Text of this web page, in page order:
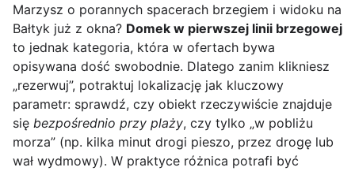
Marzysz o porannych spacerach brzegiem i widoku na
Bałtyk już z okna? Domek w pierwszej linii brzegowej
to jednak kategoria, która w ofertach bywa
opisywana dość swobodnie. Dlatego zanim klikniesz
„rezerwuj”, potraktuj lokalizację jak kluczowy
parametr: sprawdź, czy obiekt rzeczywiście znajduje
się bezpośrednio przy plaży, czy tylko „w pobliżu
morza” (np. kilka minut drogi pieszo, przez drogę lub
wał wydmowy). W praktyce różnica potrafi być